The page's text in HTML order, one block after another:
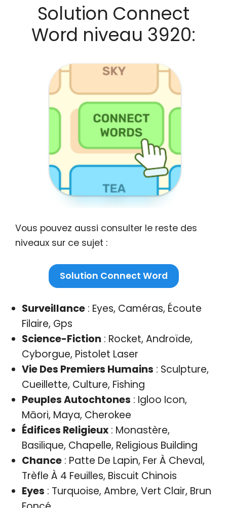
Solution Connect
Word niveau 3920:
Vous pouvez aussi consulter le reste des
niveaux sur ce sujet :
Solution Connect Word
Surveillance: Eyes, Caméras, Écoute
Filaire, Gps
Science-Fiction : Rocket, Androïde,
Cyborgue, Pistolet Laser
Vie Des Premiers Humains : Sculpture,
Cueillette, Culture, Fishing
Peuples Autochtones : Igloo Icon,
Māori, Maya, Cherokee
Édifices Religieux: Monastère,
Basilique, Chapelle, Religious Building
Chance: Patte De Lapin, Fer À Cheval,
Trèfle À 4 Feuilles, Biscuit Chinois
Eyes : Turquoise, Ambre, Vert Clair, Brun